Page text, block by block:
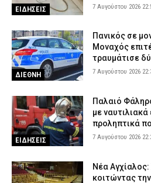
ΕΙΔΗΣΕΙΣ 7 Αυγούστου 2026
ΔΙΕΘΝΗ
Πανικός σε
Μοναχός
τραυμάτισε
7 Αυγούστου 2026
ΕΙΔΗΣΕΙΣ
Παλαιό
με
προληπτικά
7 Αυγούστου 2026
Νέα
κοιτώντας